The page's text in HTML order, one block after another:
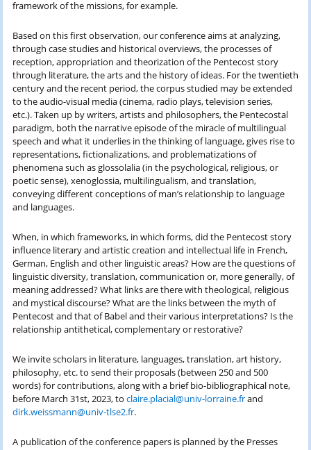
framework of the missions, for example.
Based on this first observation, our conference aims at analyzing,
through case studies and historical overviews, the processes of
reception, appropriation and theorization of the Pentecost story
through literature, the arts and the history of ideas. For the twentieth
century and the recent period, the corpus studied may be extended
to the audio-visual media (cinema, radio plays, television series,
etc.). Taken up by writers, artists and philosophers, the Pentecostal
paradigm, both the narrative episode of the miracle of multilingual
speech and what it underlies in the thinking of language, gives rise to
representations, fictionalizations, and problematizations of
phenomena such as glossolalia (in the psychological, religious, or
poetic sense), xenoglossia, multilingualism, and translation,
conveying different conceptions of man’s relationship to language
and languages.
When, in which frameworks, in which forms, did the Pentecost story
influence literary and artistic creation and intellectual life in French,
German, English and other linguistic areas? How are the questions of
linguistic diversity, translation, communication or, more generally, of
meaning addressed? What links are there with theological, religious
and mystical discourse? What are the links between the myth of
Pentecost and that of Babel and their various interpretations? Is the
relationship antithetical, complementary or restorative?
We invite scholars in literature, languages, translation, art history,
philosophy, etc. to send their proposals (between 250 and 500
words) for contributions, along with a brief bio-bibliographical note,
before March 31st, 2023, to claire.placial@univ-lorraine.frand
dirk.weissmann@univ-tlse2.fr.
A publication of the conference papers is planned by the Presses